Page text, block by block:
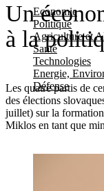
Economie
Politique
Agriculture et
Santé
Technologies
Energie,
Défense
Un
à la
Les quatre partis de
des élections
juillet) sur la
Miklos en tant que